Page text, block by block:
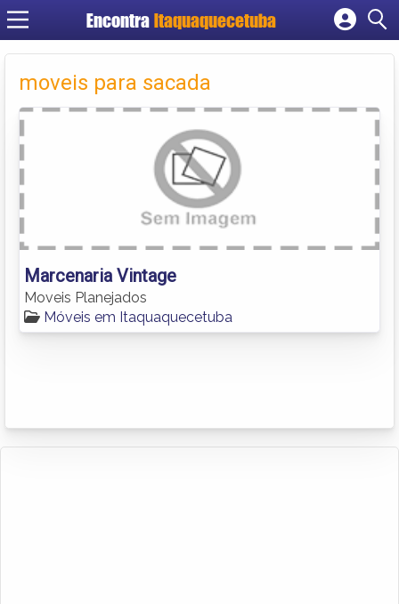
Encontra Itaquaquecetuba
Cadastrar empresa
Criar conta
moveis para sacada
Marcenaria Vintage
Moveis Planejados
Móveis em Itaquaquecetuba